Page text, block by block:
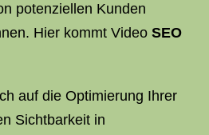
potenziellen Kunden
Hier kommt Video SEO
auf die Optimierung Ihrer
Sichtbarkeit in